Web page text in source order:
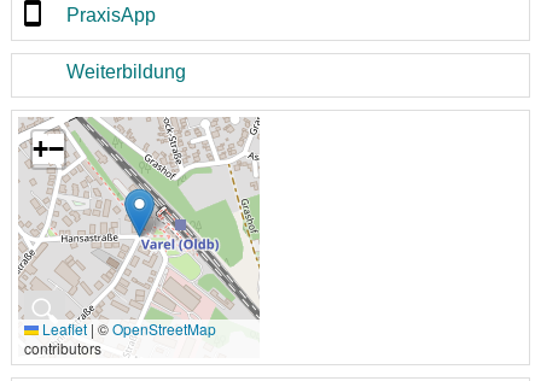
PraxisApp
Weiterbildung
🔍
+−
Leaflet | ©OpenStreetMap
contributors